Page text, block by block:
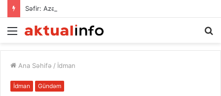
Menu
Ana Səhifə / İdman
İdman Gündəm